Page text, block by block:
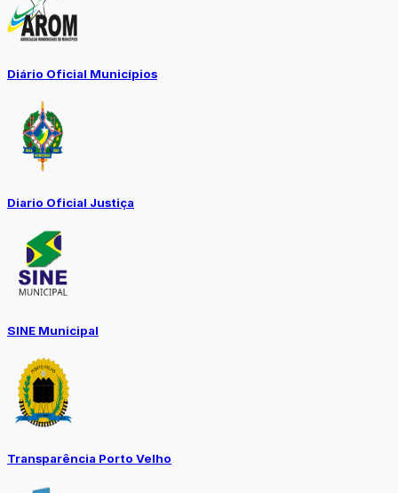
Diário Oficial Municípios
Diario Oficial Justiça
SINE Municipal
Transparência Porto Velho